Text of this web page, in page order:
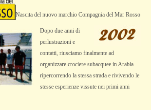
Nascita del nuovo marchio Compagnia del Mar Rosso
Dopo due anni di
perlustrazioni e
contatti, riusciamo finalmente ad
organizzare crociere subacquee in Arabia
ripercorrendo la stessa strada e rivivendo le
stesse esperienze vissute nei primi anni